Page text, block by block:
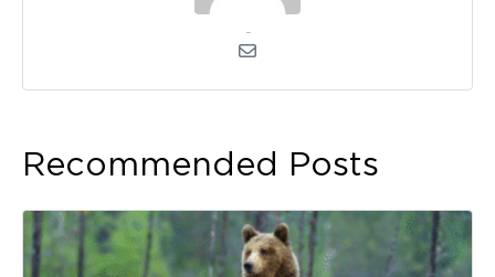
Recommended Posts